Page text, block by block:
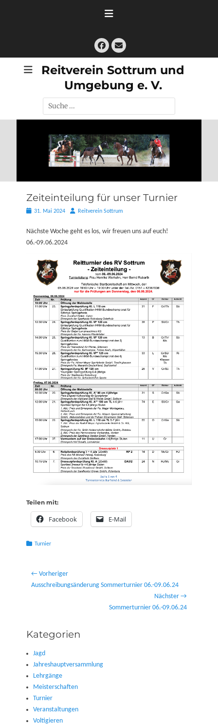
Facebook
E-
Mail
Reitverein Sottrum und
Umgebung e. V.
Suche
nach:
Zeiteinteilung für unser Turnier
Posted31. Mai 2024 AutorReitverein Sottrum
Nächste Woche geht es los, wir freuen uns auf euch!
06.-09.06.2024
Teilen mit:
Facebook E-Mail
Kategorien
Turnier
Beitragsnavigation
← Vorheriger
Vorheriger
Ausschreibungsänderung Sommerturnier 06.-09.06.24
Nächster →
Sommerturnier 06.-09.06.24
Kategorien
Jagd
Jahreshauptversammlung
Lehrgänge
Meisterschaften
Turnier
Veranstaltungen
Voltigieren